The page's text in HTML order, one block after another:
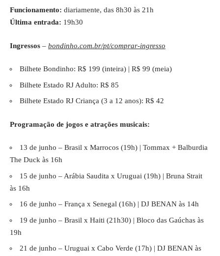
Funcionamento: diariamente, das 8h30 às 21h
Última entrada: 19h30
Ingressos – bondinho.com.br/pt/comprar-ingresso
Bilhete Bondinho: R$ 199 (inteira) | R$ 99 (meia)
Bilhete Estado RJ Adulto: R$ 85
Bilhete Estado RJ Criança (3 a 12 anos): R$ 42
Programação de jogos e atrações musicais:
13 de junho – Brasil x Marrocos (19h) | Tommax + Balburdia
The Duck às 16h
15 de junho – Arábia Saudita x Uruguai (19h) | Bruna Strait
às 16h
16 de junho – França x Senegal (16h) | DJ BENAN às 14h
19 de junho – Brasil x Haiti (21h30) | Bloco das Gaúchas às
19h
21 de junho – Uruguai x Cabo Verde (17h) | DJ BENAN às